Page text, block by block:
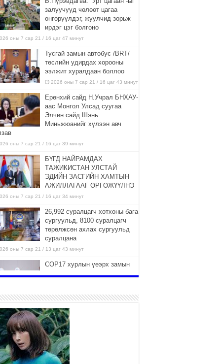
залуучууд чөлөөт цагаа
өнгөрүүлдэг, жуулчид зорьж
ирдэг цэг болгоно
оны 7 сар 21 / 16 цаг 47 минут
Тусгай замын автобус /BRT/
төслийн удирдах хорооны
ээлжит хуралдаан боллоо
2026 оны 7 сар 21 / 16 цаг 43 минут
Ерөнхий сайд Н.Учрал БНХАУ-
аас Монгол Улсад суугаа
Элчин сайд Шэнь
Миньжюанийг хүлээн авч
оны 7 сар 21 / 16 цаг 39 минут
БҮГД НАЙРАМДАХ
ТАЖИКИСТАН УЛСТАЙ
ЭДИЙН ЗАСГИЙН ХАМТЫН
АЖИЛЛАГААГ ӨРГӨЖҮҮЛНЭ
оны 7 сар 21 / 16 цаг 34 минут
26,992 суралцагч хотхоны бага
сургуульд, 8100 суралцагч
төрөлжсөн ахлах сургуульд
суралцана
оны 7 сар 21 / 13 цаг 43 минут
COP17 хурлын үеэрх замын
ажиллах хуваарийг гаргаж, иргэдэд
үүрэг болголоо
оны 7 сар 21 / 11 цаг 59 минут
Гэр бүлийн хэрэг шүүхэд
хянан шийдвэрлэх тухай
хуулиар хүүхдийн дээд ашиг
сонирхлыг нэн тэргүүнд